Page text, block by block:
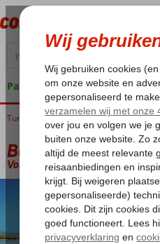
Pakketgarantie
Home Turkse Riviera Blue Cruises Blue
Blue Cruise Antalya
Volpension